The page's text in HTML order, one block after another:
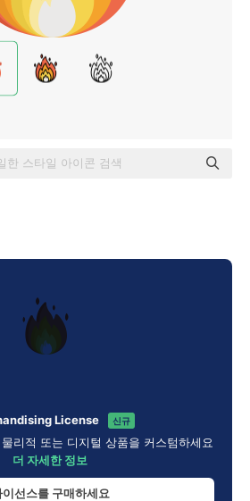
License 신규
리적 또는 디지털 상품을 커스텀하세요
더 자세한 정보
이선스를 구매하세요